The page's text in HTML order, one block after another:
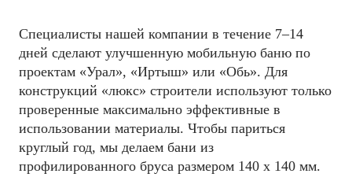
Специалисты нашей компании в течение 7–14
дней сделают улучшенную мобильную баню по
проектам «Урал», «Иртыш» или «Обь». Для
конструкций «люкс» строители используют только
проверенные максимально эффективные в
использовании материалы. Чтобы париться
круглый год, мы делаем бани из
профилированного бруса размером 140 х 140 мм.